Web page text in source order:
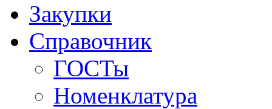
Закупки
Справочник
ГОСТы
Номенклатура